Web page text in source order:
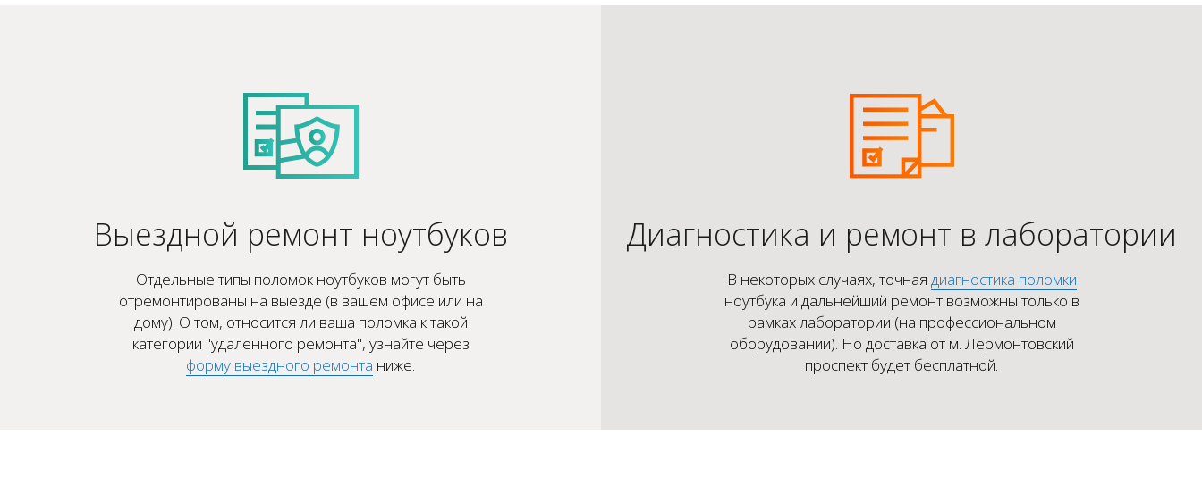
Выездной ремонт ноутбуков
Отдельные типы поломок ноутбуков могут быть
отремонтированы на выезде (в вашем офисе или на
дому). О том, относится ли ваша поломка к такой
категории "удаленного ремонта", узнайте через
форму выездного ремонта ниже.
Диагностика и ремонт в лаборатории
В некоторых случаях, точная диагностика поломки
ноутбука и дальнейший ремонт возможны только в
рамках лаборатории (на профессиональном
оборудовании). Но доставка от м. Лермонтовский
проспект будет бесплатной.